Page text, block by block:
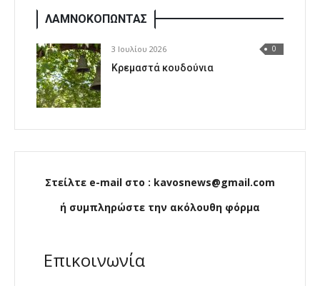
ΛΑΜΝΟΚΟΠΩΝΤΑΣ
3 Ιουλίου 2026 0
Κρεμαστά κουδούνια
Στείλτε e-mail στο : kavosnews@gmail.com
ή συμπληρώστε την ακόλουθη φόρμα
Επικοινωνία